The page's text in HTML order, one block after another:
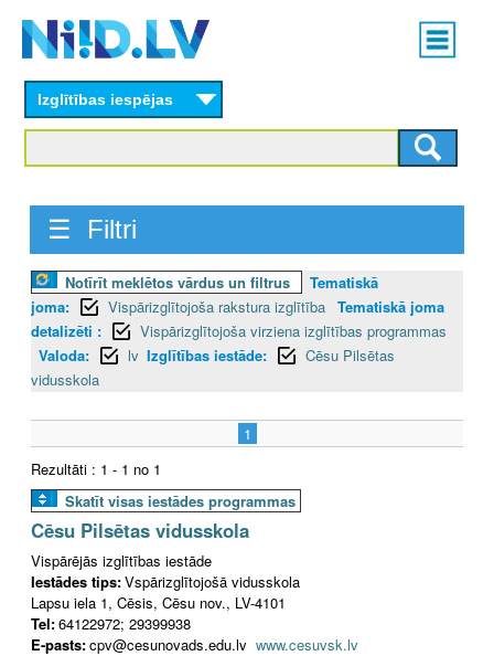
content
Main
menu
Izglītības iespējas
☰ Filtri
Notīrīt meklētos vārdus un filtrus
Tematiskā
joma:
Vispārizglītojoša rakstura izglītība Tematiskā joma
detalizēti :
Vispārizglītojoša virziena izglītības programmas
Valoda:
lv Izglītības iestāde:
Cēsu Pilsētas
vidusskola
1
Rezultāti : 1 - 1 no 1
Skatīt visas iestādes programmas
Cēsu Pilsētas vidusskola
Vispārējās izglītības iestāde
Iestādes tips:Vspārizglītojošā vidusskola
Lapsu iela 1, Cēsis, Cēsu nov., LV-4101
Tel:64122972; 29399938
E-pasts:cpv@cesunovads.edu.lv www.cesuvsk.lv